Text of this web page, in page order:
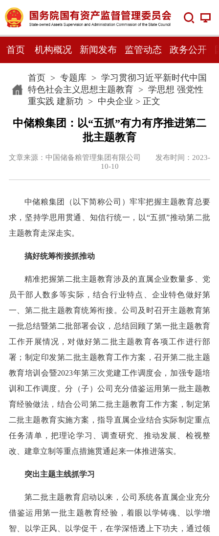
首页 机构概况 新闻发布 监管动态 政务公开
首页> 专题库> 学习贯彻习近平新时代中国
特色社会主义思想主题教育> 学思想 强党性
重实践 建新功 > 中央企业 > 正文
中储粮集团：以“五抓”有力有序推进第二
批主题教育
文章来源：中国储备粮管理集团有限公司 发布时间：2023-
10-10
中储粮集团（以下简称公司）牢牢把握主题教育总要
求，坚持学思用贯通、知信行统一，以“五抓”推动第二批
主题教育走深走实。
搞好统筹衔接抓推动
精准把握第二批主题教育涉及的直属企业数量多、党
员干部人数多等实际，结合行业特点、企业特色做好第
一、第二批主题教育统筹衔接。公司及时召开主题教育第
一批总结暨第二批部署会议，总结回顾了第一批主题教育
工作开展情况，对做好第二批主题教育各项工作进行部
署；制定印发第二批主题教育工作方案，召开第二批主题
教育培训会暨2023年第三次党建工作调度会，加强专题培
训和工作调度。分（子）公司充分借鉴运用第一批主题教
育经验做法，结合公司第二批主题教育工作方案，制定第
二批主题教育实施方案，指导直属企业结合实际制定重点
任务清单，把理论学习、调查研究、推动发展、检视整
改、建章立制等重点措施贯通起来一体推进落实。
突出主题主线抓学习
第二批主题教育启动以来，公司系统各直属企业充分
借鉴运用第一批主题教育经验，着眼以学铸魂、以学增
智、以学正风、以学促干，在学深悟透上下功夫，通过领